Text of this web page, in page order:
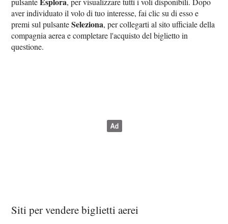
aver individuato il volo di tuo interesse, fai clic su di esso e
premi sul pulsanteSeleziona, per collegarti al sito ufficiale della
compagnia aerea e completare l'acquisto del biglietto in
questione.
Siti per vendere biglietti aerei